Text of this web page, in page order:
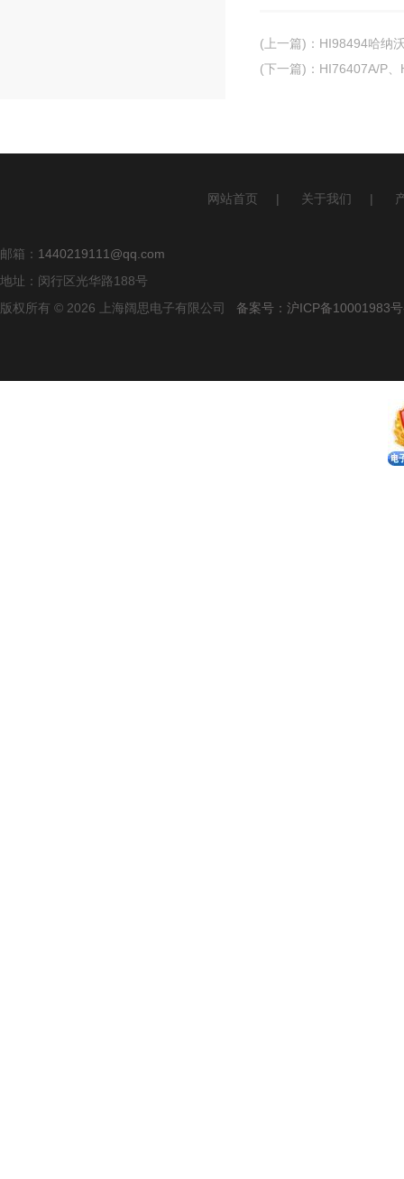
(上一篇) ： HI98494哈纳
(下一篇) ： HI76407A/P
网站首页 | 关于我们 |
邮箱： 1440219111@qq.com
地址：闵行区光华路188号
版权所有 © 2026 上海阔思电子有限公司 备案号：沪ICP备10001983